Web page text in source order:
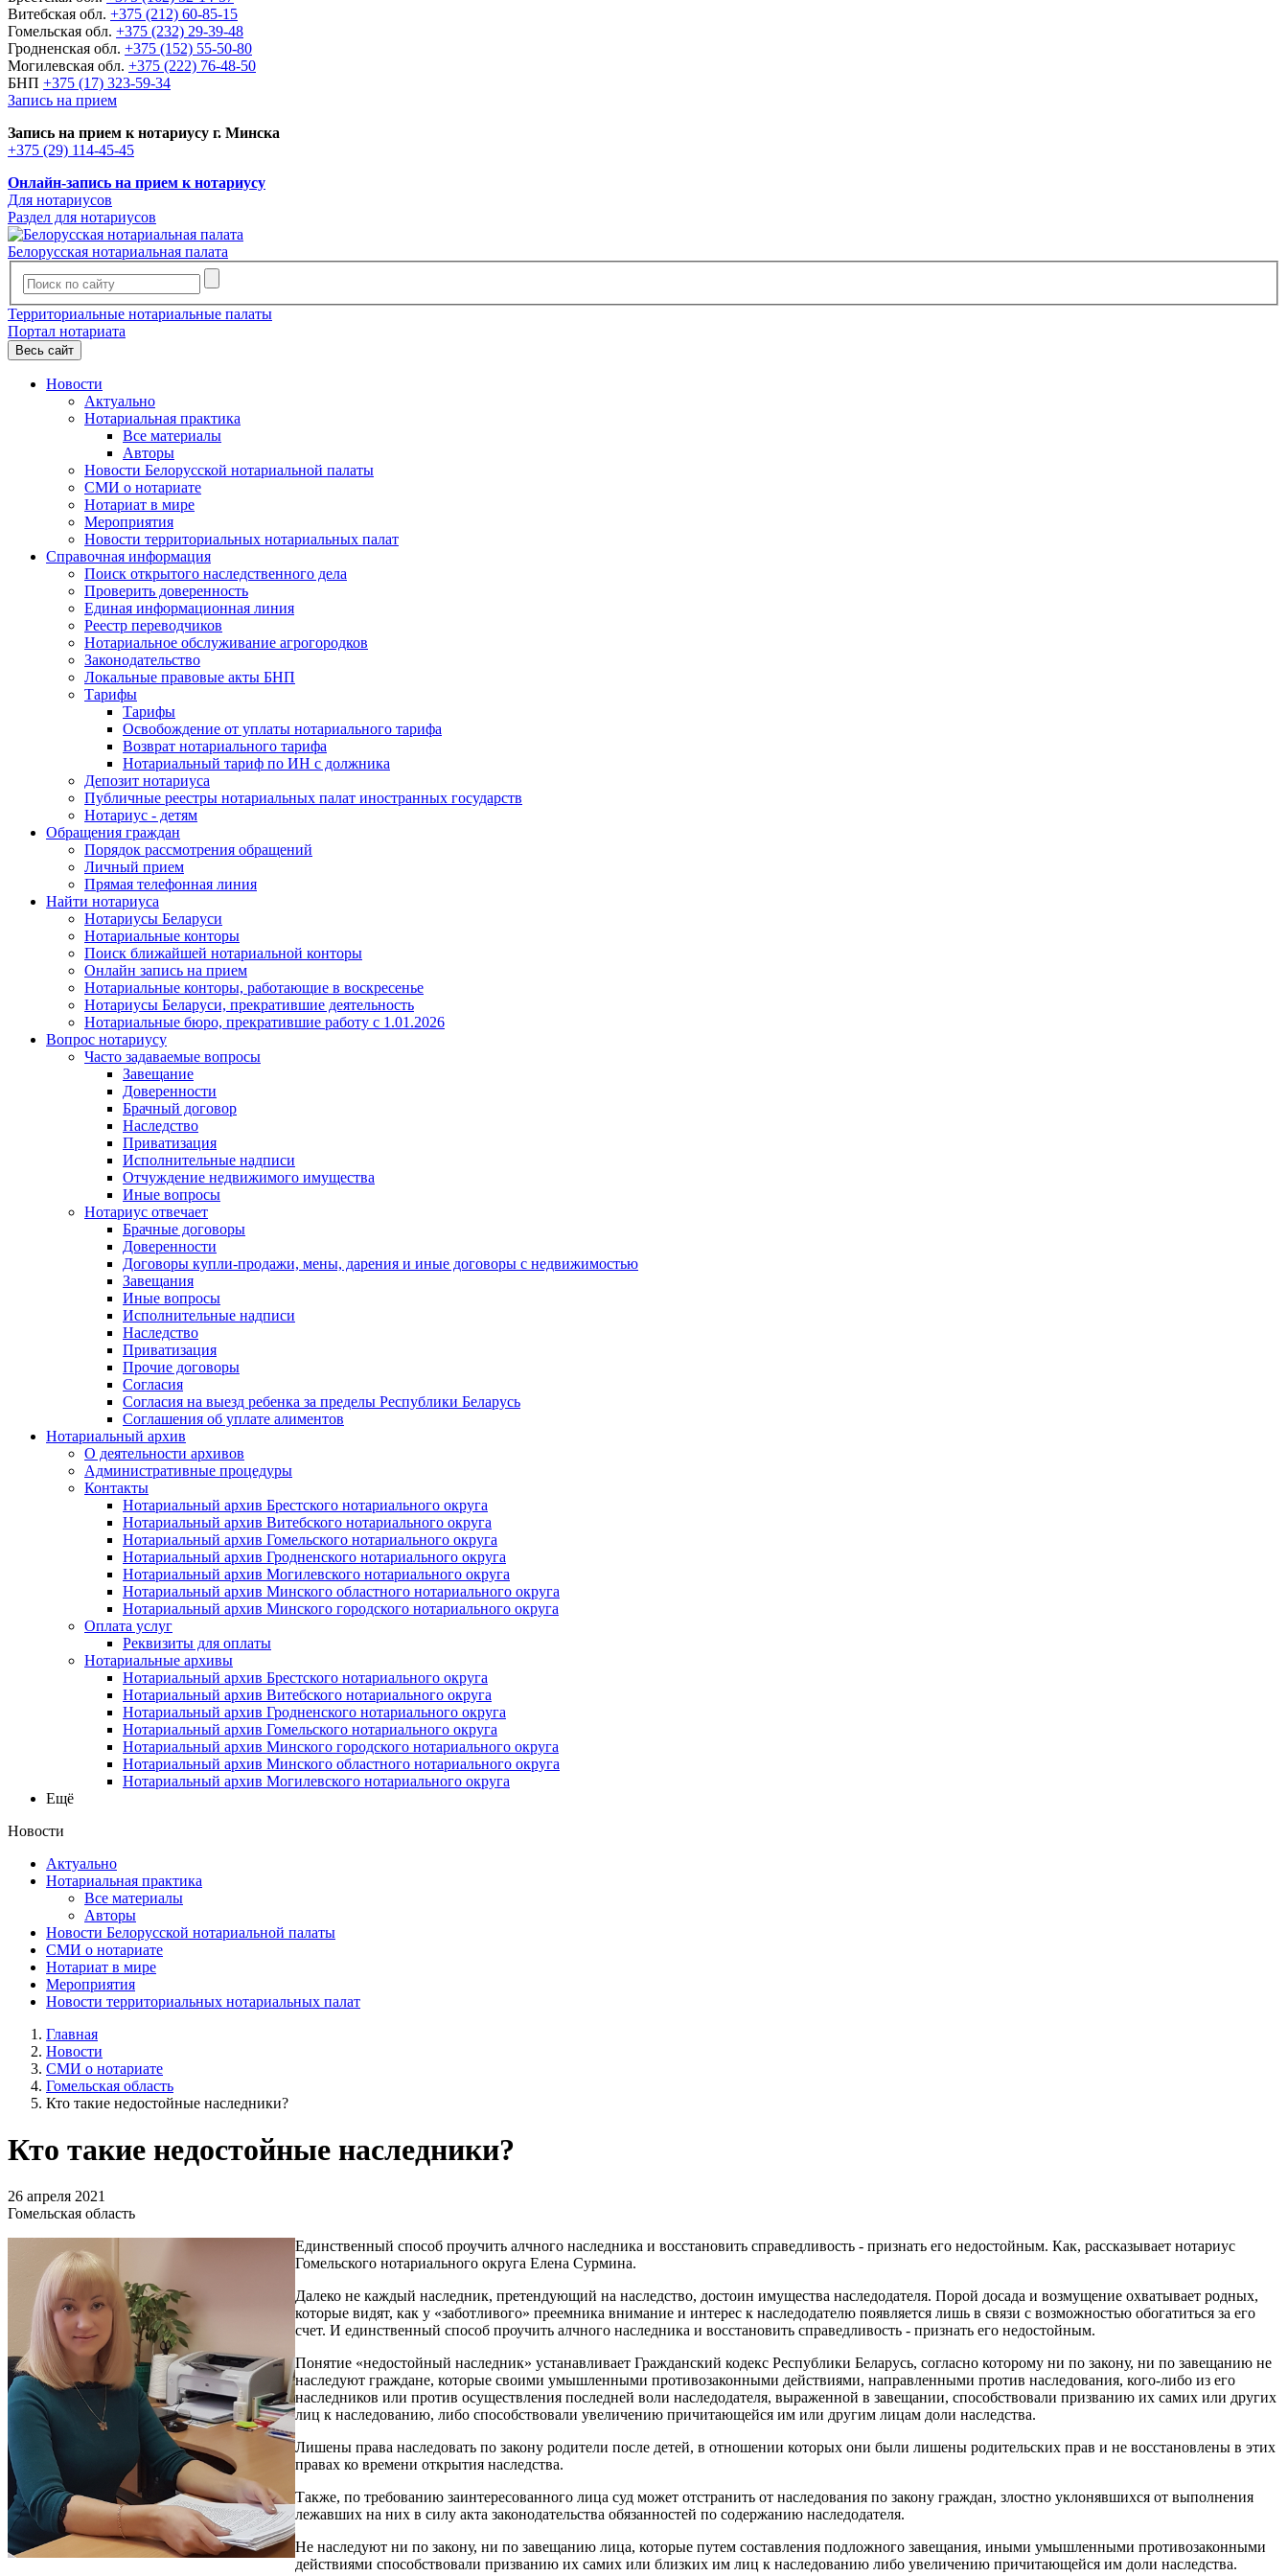
Витебская обл. +375 (212) 60-85-15
Гомельская обл. +375 (232) 29-39-48
Гродненская обл. +375 (152) 55-50-80
Могилевская обл. +375 (222) 76-48-50
БНП +375 (17) 323-59-34
Запись на прием
Запись на прием к нотариусу г. Минска
+375 (29) 114-45-45
Онлайн-запись на прием к нотариусу
Для нотариусов
Раздел для нотариусов
Белорусская нотариальная палата
Территориальные нотариальные палаты
Портал нотариата
Весь сайт
Новости
Актуально
Нотариальная практика
Все материалы
Авторы
Новости Белорусской нотариальной палаты
СМИ о нотариате
Нотариат в мире
Мероприятия
Новости территориальных нотариальных палат
Справочная информация
Поиск открытого наследственного дела
Проверить доверенность
Единая информационная линия
Реестр переводчиков
Нотариальное обслуживание агрогородков
Законодательство
Локальные правовые акты БНП
Тарифы
Тарифы
Освобождение от уплаты нотариального тарифа
Возврат нотариального тарифа
Нотариальный тариф по ИН с должника
Депозит нотариуса
Публичные реестры нотариальных палат иностранных государств
Нотариус - детям
Обращения граждан
Порядок рассмотрения обращений
Личный прием
Прямая телефонная линия
Найти нотариуса
Нотариусы Беларуси
Нотариальные конторы
Поиск ближайшей нотариальной конторы
Онлайн запись на прием
Нотариальные конторы, работающие в воскресенье
Нотариусы Беларуси, прекратившие деятельность
Нотариальные бюро, прекратившие работу с 1.01.2026
Вопрос нотариусу
Часто задаваемые вопросы
Завещание
Доверенности
Брачный договор
Наследство
Приватизация
Исполнительные надписи
Отчуждение недвижимого имущества
Иные вопросы
Нотариус отвечает
Брачные договоры
Доверенности
Договоры купли-продажи, мены, дарения и иные договоры с недвижимостью
Завещания
Иные вопросы
Исполнительные надписи
Наследство
Приватизация
Прочие договоры
Согласия
Согласия на выезд ребенка за пределы Республики Беларусь
Соглашения об уплате алиментов
Нотариальный архив
О деятельности архивов
Административные процедуры
Контакты
Нотариальный архив Брестского нотариального округа
Нотариальный архив Витебского нотариального округа
Нотариальный архив Гомельского нотариального округа
Нотариальный архив Гродненского нотариального округа
Нотариальный архив Могилевского нотариального округа
Нотариальный архив Минского областного нотариального округа
Нотариальный архив Минского городского нотариального округа
Оплата услуг
Реквизиты для оплаты
Нотариальные архивы
Нотариальный архив Брестского нотариального округа
Нотариальный архив Витебского нотариального округа
Нотариальный архив Гродненского нотариального округа
Нотариальный архив Гомельского нотариального округа
Нотариальный архив Минского городского нотариального округа
Нотариальный архив Минского областного нотариального округа
Нотариальный архив Могилевского нотариального округа
Ещё
Новости
Актуально
Нотариальная практика
Все материалы
Авторы
Новости Белорусской нотариальной палаты
СМИ о нотариате
Нотариат в мире
Мероприятия
Новости территориальных нотариальных палат
Главная
Новости
СМИ о нотариате
Гомельская область
Кто такие недостойные наследники?
Кто такие недостойные наследники?
26 апреля 2021
Гомельская область
Единственный способ проучить алчного наследника и восстановить справедливость - признать его недостойным. Как, рассказывает нотариус
Гомельского нотариального округа Елена Сурмина.
Далеко не каждый наследник, претендующий на наследство, достоин имущества наследодателя. Порой досада и возмущение охватывает родных,
которые видят, как у «заботливого» преемника внимание и интерес к наследодателю появляется лишь в связи с возможностью обогатиться за его
счет. И единственный способ проучить алчного наследника и восстановить справедливость - признать его недостойным.
Понятие «недостойный наследник» устанавливает Гражданский кодекс Республики Беларусь, согласно которому ни по закону, ни по завещанию не
наследуют граждане, которые своими умышленными противозаконными действиями, направленными против наследования, кого-либо из его
наследников или против осуществления последней воли наследодателя, выраженной в завещании, способствовали призванию их самих или других
лиц к наследованию, либо способствовали увеличению причитающейся им или другим лицам доли наследства.
Лишены права наследовать по закону родители после детей, в отношении которых они были лишены родительских прав и не восстановлены в этих
правах ко времени открытия наследства.
Также, по требованию заинтересованного лица суд может отстранить от наследования по закону граждан, злостно уклонявшихся от выполнения
лежавших на них в силу акта законодательства обязанностей по содержанию наследодателя.
Не наследуют ни по закону, ни по завещанию лица, которые путем составления подложного завещания, иными умышленными противозаконными
действиями способствовали призванию их самих или близких им лиц к наследованию либо увеличению причитающейся им доли наследства.